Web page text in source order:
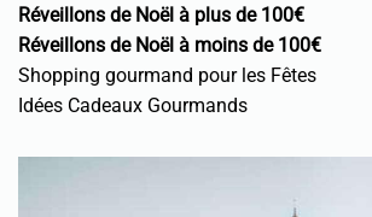
Réveillons de Noël à plus de 100€
Réveillons de Noël à moins de 100€
Shopping gourmand pour les Fêtes
Idées Cadeaux Gourmands